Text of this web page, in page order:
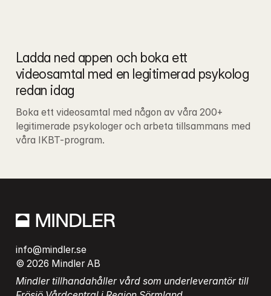
Ladda ned appen och boka ett
videosamtal med en legitimerad psykolog
redan idag
Boka ett videosamtal med någon av våra 200+
legitimerade psykologer och arbeta tillsammans med
våra IKBT-program.
info@mindler.se
© 2026 Mindler AB
Mindler tillhandahåller vård som underleverantör till